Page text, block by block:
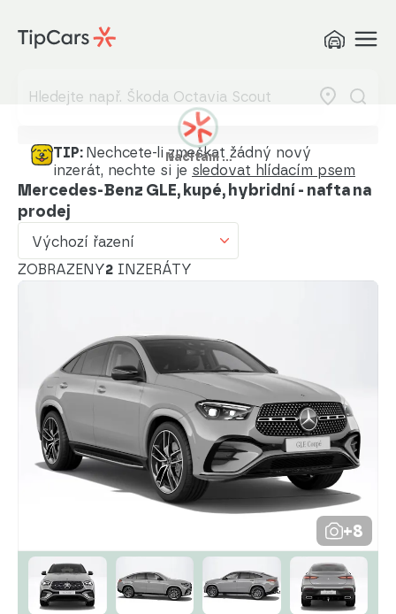
Načítám …
TIP: Nechcete-li zmeškat žádný nový
inzerát, nechte si je sledovat hlídacím psem
Mercedes-Benz GLE, kupé, hybridní - nafta na
prodej
Výchozí řazení
Výchozí řazení
Od nejdražšího
Od nejmenšího nájezdu
Od nejvyššího nájezdu
Od nejnovějšího vozu
Od nejnovějšího inzerátu
Abecedně od A do Z
Abecedně od Z do A
ZOBRAZENY2 INZERÁTY
+8